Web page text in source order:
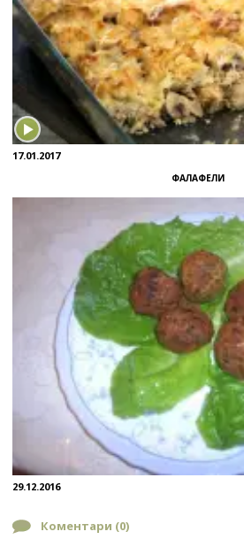
17.01.2017
ФАЛАФЕЛИ
29.12.2016
Коментари (0)